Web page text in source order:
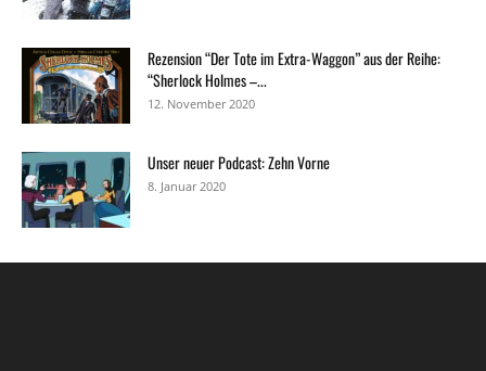
Rezension “Der Tote im Extra-Waggon” aus der Reihe:
“Sherlock Holmes –...
12. November 2020
Unser neuer Podcast: Zehn Vorne
8. Januar 2020